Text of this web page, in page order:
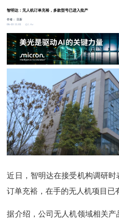
智明达：无人机订单充裕，多款型号已进入批产
作者：
日新
06-10 11:01
1.4w
近日，智明达在接受机构调研
订单充裕，在手的无人机项目已
据介绍，公司无人机领域相关